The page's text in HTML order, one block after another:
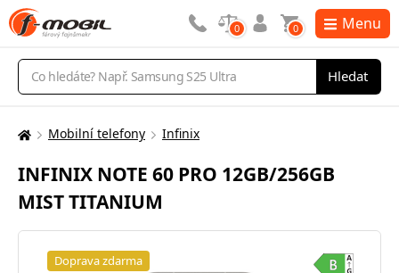
Vyhledávání
Hledat
0 0 Menu
Zde
nacházíte:
Mobilní telefony Infinix
INFINIX NOTE 60 PRO 12GB/256GB
MIST TITANIUM
Doprava zdarma